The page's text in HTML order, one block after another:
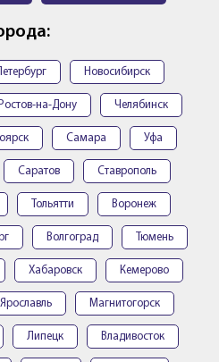
Новосибирск
Ростов-на-Дону Челябинск
Самара Уфа
Саратов Ставрополь
Тольятти Воронеж
Волгоград Тюмень
Хабаровск Кемерово
Ярославль Магнитогорск
Липецк Владивосток